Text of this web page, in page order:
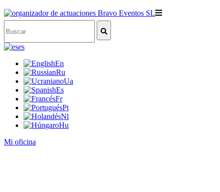
es
En
Ru
Ua
Es
Fr
Pt
Nl
Hu
Mi oficina